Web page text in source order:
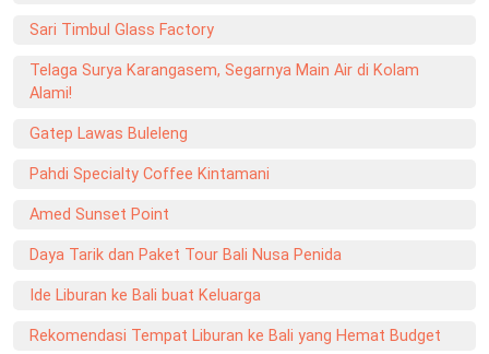
Sari Timbul Glass Factory
Telaga Surya Karangasem, Segarnya Main Air di Kolam
Alami!
Gatep Lawas Buleleng
Pahdi Specialty Coffee Kintamani
Amed Sunset Point
Daya Tarik dan Paket Tour Bali Nusa Penida
Ide Liburan ke Bali buat Keluarga
Rekomendasi Tempat Liburan ke Bali yang Hemat Budget